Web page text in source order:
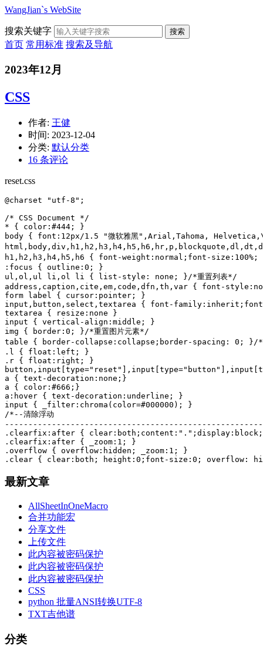
WangJian`s WebSite
搜索关键字 搜索
首页 常用标准 搜索及导航
2023年12月
CSS
作者: 王健
时间: 2023-12-04
分类: 默认分类
16 条评论
reset.css
@charset "utf-8";
/* CSS Document */
* { color:#444; }
body { font:12px/1.5 "微软雅黑",Arial,Tahoma,
h1,h2,h3,h4,h5,h6 { font-weight:normal;font-size:100%;
:focus { outline:0; }
ul,ol,ul li,ol li { list-style: none; }/*重置列表*/
address,caption,cite,em,code,dfn,th,var { font-
form label { cursor:pointer; }
input,button,select,textarea { font-
textarea { resize:none }
input { vertical-align:middle; }
img { border:0; }/*重置图片元素*/
table { border-collapse:collapse;border-spacing: 0; }/*
.l { float:left; }
.r { float:right; }
a { text-decoration:none;}
a { color:#666;}
a:hover { text-decoration:underline; }
input { _filter:chroma(color=#000000); }
/*--清除浮动
.clearfix:after {
.clearfix:after { _zoom:1; }
.overflow { overflow:hidden; _zoom:1; }
.clear { clear:both; height:0;font-size:0; overflow:
最新文章
AllSheetInOneMacro
合并功能宏
分享文件
上传文件
此内容被密码保护
此内容被密码保护
此内容被密码保护
CSS
python 批量ANSI转换UTF-8
TXT吉他谱
分类